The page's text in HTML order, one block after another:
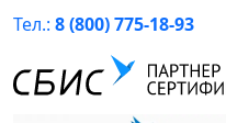
Тел.: 8 (800) 775-18-93